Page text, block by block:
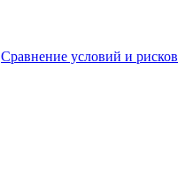
Сравнение условий и рисков